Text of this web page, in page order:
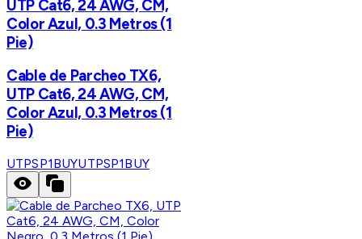
UTP Cat6, 24 AWG, CM,
Color Azul, 0.3 Metros (1
Pie)
Cable de Parcheo TX6,
UTP Cat6, 24 AWG, CM,
Color Azul, 0.3 Metros (1
Pie)
UTPSP1BUYUTPSP1BUY